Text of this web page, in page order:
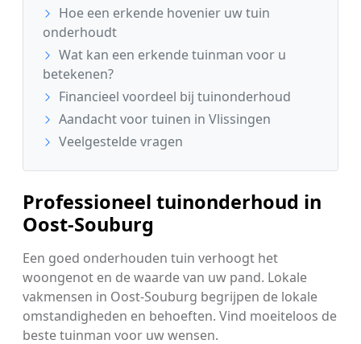
Hoe een erkende hovenier uw tuin
onderhoudt
Wat kan een erkende tuinman voor u
betekenen?
Financieel voordeel bij tuinonderhoud
Aandacht voor tuinen in Vlissingen
Veelgestelde vragen
Professioneel tuinonderhoud in
Oost-Souburg
Een goed onderhouden tuin verhoogt het
woongenot en de waarde van uw pand. Lokale
vakmensen in Oost-Souburg begrijpen de lokale
omstandigheden en behoeften. Vind moeiteloos de
beste tuinman voor uw wensen.